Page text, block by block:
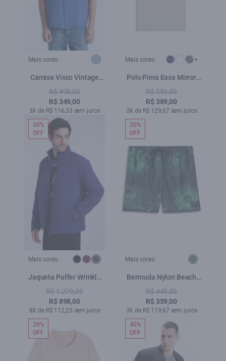
Mais cores:
Camisa Visco Vintage
Xangai Azul Jeans
R$ 498,00
R$ 349,00
3X de R$ 116,33 sem juros
Mais cores: +
Polo Pima Easa Mirror
Classic Prata
R$ 559,00
R$ 389,00
3X de R$ 129,67 sem juros
Mais cores:
Jaqueta Puffer Wrinkle
Ellus Purple Blue
R$ 1.279,00
R$ 898,00
8X de R$ 112,25 sem juros
30%
OFF
Mais cores:
Bermuda Nylon Beach
Trucker Mystical Space
Verde
R$ 449,00
R$ 359,00
3X de R$ 119,67 sem juros
20%
OFF
39%
OFF
40%
OFF